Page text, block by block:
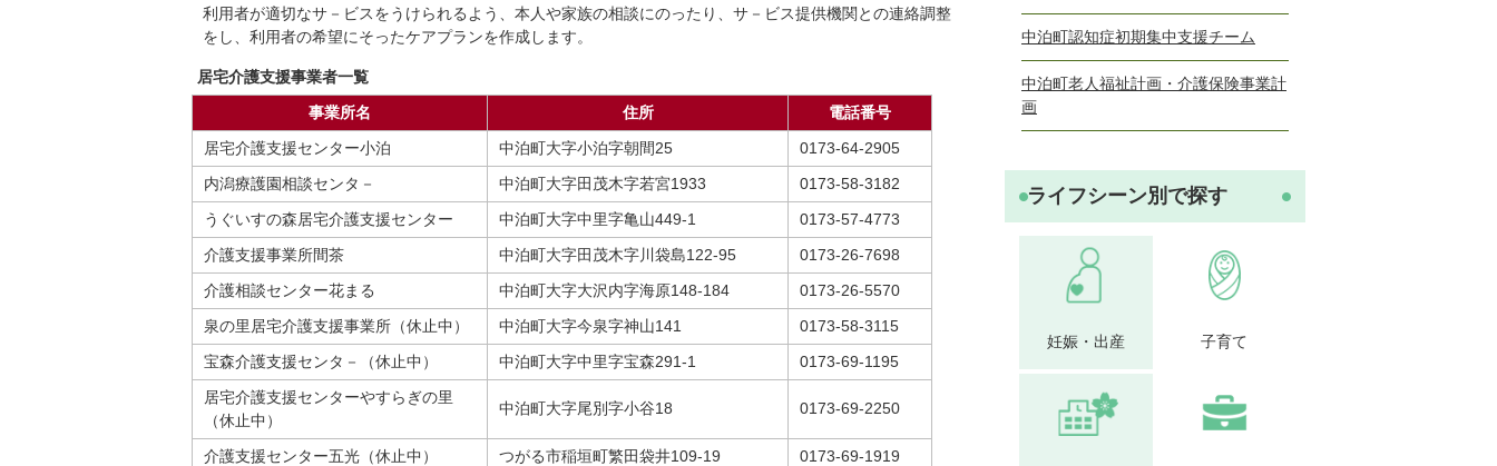
利用者が適切なサ－ビスをうけられるよう、本人や家族の相談にのったり、サ－ビス提供機関との連絡調整
をし、利用者の希望にそったケアプランを作成します。
居宅介護支援事業者一覧
事業所名
住所
電話番号
居宅介護支援センター小泊
中泊町大字小泊字朝間25
0173-64-2905
内潟療護園相談センタ－
中泊町大字田茂木字若宮1933
0173-58-3182
うぐいすの森居宅介護支援センター
中泊町大字中里字亀山449-1
0173-57-4773
介護支援事業所間茶
中泊町大字田茂木字川袋島122-95
0173-26-7698
介護相談センター花まる
中泊町大字大沢内字海原148-184
0173-26-5570
泉の里居宅介護支援事業所（休止中）
中泊町大字今泉字神山141
0173-58-3115
宝森介護支援センタ－（休止中）
中泊町大字中里字宝森291-1
0173-69-1195
居宅介護支援センターやすらぎの里
（休止中）
中泊町大字尾別字小谷18 0173-69-2250
介護支援センター五光（休止中） つがる市稲垣町繁田袋井109-19 0173-69-1919
中泊町認知症初期集中支援チーム
中泊町老人福祉計画・介護保険事業計
画
ライフシーン別で探す
妊娠・出産 子育て